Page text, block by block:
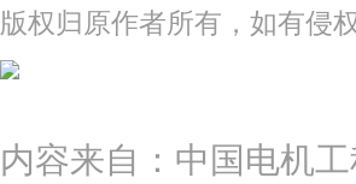
版权归原作者所有，如有侵
内容来自：中国电机